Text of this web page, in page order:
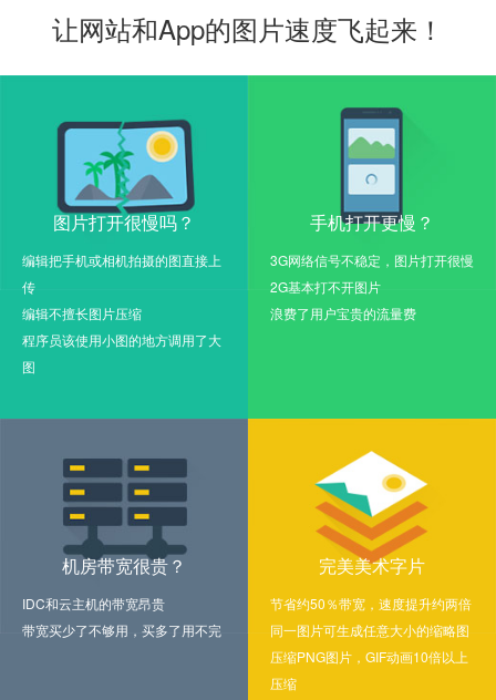
让网站和App的图片速度飞起来！
图片打开很慢吗？
编辑把手机或相机拍摄的图直接上
传
编辑不擅长图片压缩
程序员该使用小图的地方调用了大
图
手机打开更慢？
3G网络信号不稳定，图片打开很慢
2G基本打不开图片
浪费了用户宝贵的流量费
机房带宽很贵？
IDC和云主机的带宽昂贵
带宽买少了不够用，买多了用不完
完美美术字片
节省约50％带宽，速度提升约两倍
同一图片可生成任意大小的缩略图
压缩PNG图片，GIF动画10倍以上
压缩